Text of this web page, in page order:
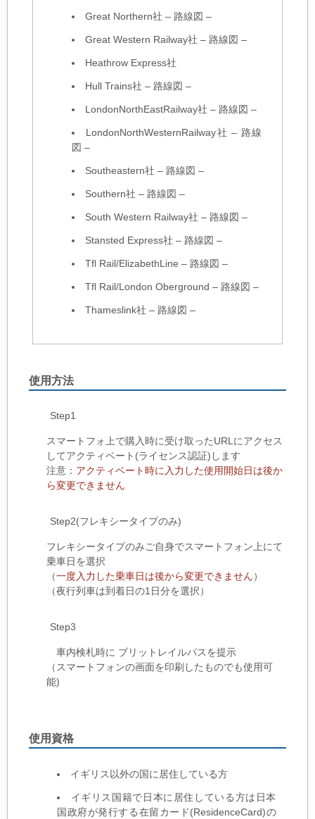
Great Northern社 – 路線図 –
Great Western Railway社 – 路線図 –
Heathrow Express社
Hull Trains社 – 路線図 –
LondonNorthEastRailway社 – 路線図 –
LondonNorthWesternRailway社 – 路線
図 –
Southeastern社 – 路線図 –
Southern社 – 路線図 –
South Western Railway社 – 路線図 –
Stansted Express社 – 路線図 –
Tfl Rail/ElizabethLine – 路線図 –
Tfl Rail/London Oberground – 路線図 –
Thameslink社 – 路線図 –
使用方法
Step1
スマートフォ上で購入時に受け取ったURLにアクセス
してアクティベート(ライセンス認証)します
注意： アクティベート時に入力した使用開始日は後か
ら変更できません
Step2(フレキシータイプのみ)
フレキシータイプのみご自身でスマートフォン上にて
乗車日を選択
（一度入力した乗車日は後から変更できません）
（夜行列車は到着日の1日分を選択）
Step3
車内検札時に ブリットレイルパスを提示
（スマートフォンの画面を印刷したものでも使用可
能)
使用資格
イギリス以外の国に居住している方
イギリス国籍で日本に居住している方は日本
国政府が発行する在留カード(ResidenceCard)の